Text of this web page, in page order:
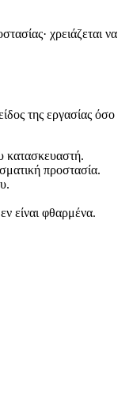
χρειάζεται να
της εργασίας όσο
κατασκευαστή.
προστασία.
είναι φθαρμένα.